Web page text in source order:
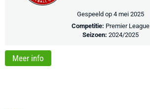
Gespeeld op 4 mei 2025
Competitie: Premier League
Seizoen: 2024/2025
Meer info